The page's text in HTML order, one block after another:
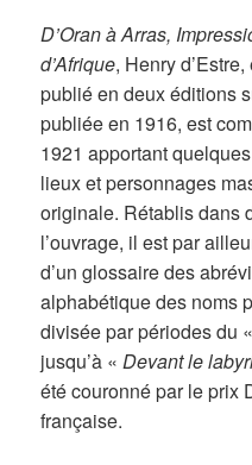
D’Oran à Arras,
d’Afrique, Henry
publié en deux éditions
publiée en 1916, est
1921 apportant
lieux et personnages
originale. Rétablis dans
l’ouvrage, il est par
d’un glossaire des
alphabétique des noms
divisée par périodes du
jusqu’à «Devant le
été couronné par le prix
française.